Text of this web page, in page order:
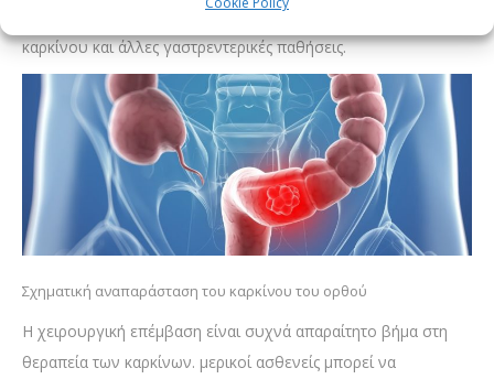
αυξανόμενη ηλικία, το κάπνισμα, το οικογενειακό ιστορικό
καρκίνου και άλλες γαστρεντερικές παθήσεις.
Σχηματική αναπαράσταση του καρκίνου του ορθού
Η χειρουργική επέμβαση είναι συχνά απαραίτητο βήμα στη
θεραπεία των καρκίνων. μερικοί ασθενείς μπορεί να